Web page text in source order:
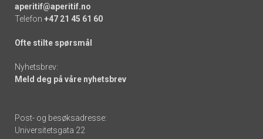
aperitif@aperitif.no
Telefon +47 21 45 61 60
Ofte stilte spørsmål
Nyhetsbrev:
Meld deg på våre nyhetsbrev
Post- og besøksadresse:
Universitetsgata 22